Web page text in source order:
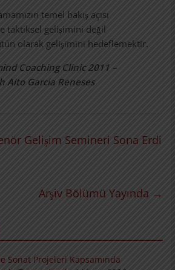
temel bakış açısı
taktiksel gelişimini değil
olarak gelişimini hedeflemektir.
Coaching Clinic 2011 –
Aito Garcia Reneses
Gelişim Semineri Sona Erdi
Arşiv Bölümü Yayında →
Sonat Projeleri Kapsamında